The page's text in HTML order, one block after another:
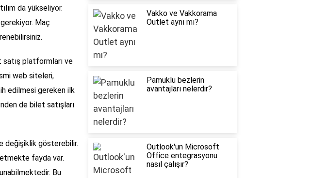
da yükseliyor.
Maç
platformları ve
web siteleri,
edilmesi gereken ilk
de bilet satışları
değişiklik gösterebilir.
fayda var.
Bu
Vakko ve Vakkorama
Outlet aynı mı?
Pamuklu bezlerin
avantajları nelerdir?
Outlook'un Microsoft
Office entegrasyonu
nasıl çalışır?